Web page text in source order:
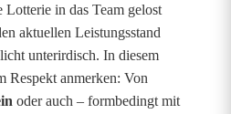
in das Team gelost
aktuellen Leistungsstand
unterirdisch. In diesem
Respekt anmerken: Von
oder auch – formbedingt mit